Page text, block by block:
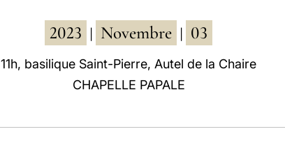
2023 Novembre 03
11h, basilique Saint-Pierre, Autel de la Chaire
CHAPELLE PAPALE